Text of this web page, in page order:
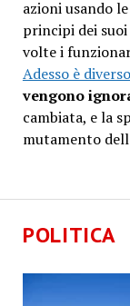
POLITICA
azioni usando
principi dei
volte i
Adesso è
vengono
cambiata, e la
mutamento